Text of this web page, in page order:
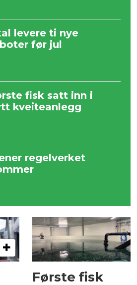
levere ti nye
før jul
fisk satt inn i
kveiteanlegg
regelverket
Første fisk